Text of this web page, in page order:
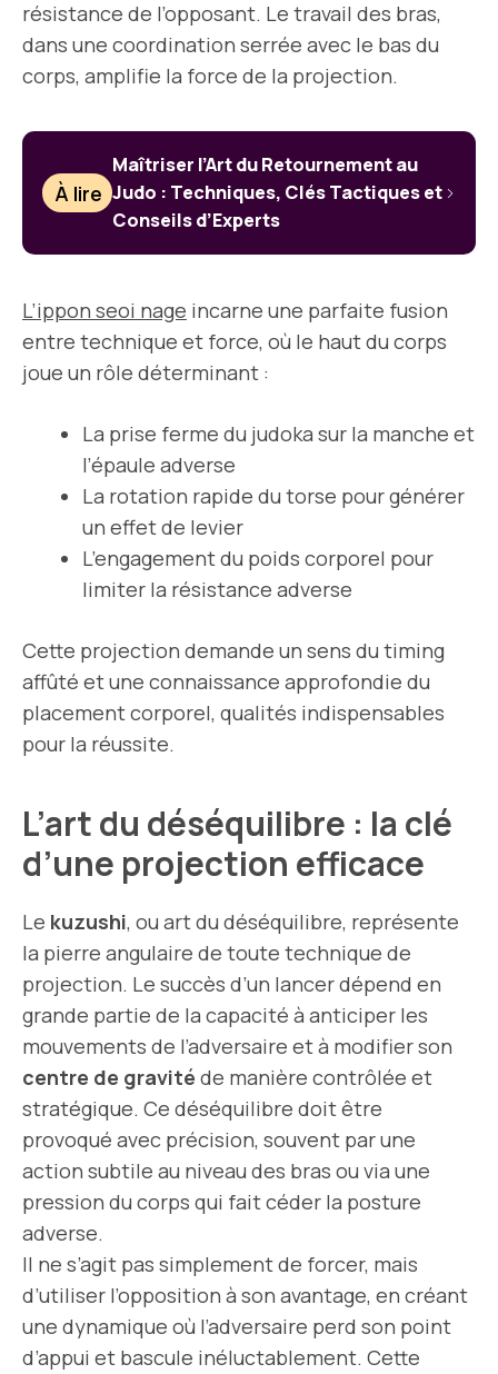
résistance de l’opposant. Le travail des bras,
dans une coordination serrée avec le bas du
corps, amplifie la force de la projection.
À lire
Maîtriser l’Art du Retournement au
Judo : Techniques, Clés Tactiques et
Conseils d’Experts
L’ippon seoi nage incarne une parfaite fusion
entre technique et force, où le haut du corps
joue un rôle déterminant :
La prise ferme du judoka sur la manche et
l’épaule adverse
La rotation rapide du torse pour générer
un effet de levier
L’engagement du poids corporel pour
limiter la résistance adverse
Cette projection demande un sens du timing
affûté et une connaissance approfondie du
placement corporel, qualités indispensables
pour la réussite.
L’art du déséquilibre : la clé
d’une projection efficace
Le kuzushi, ou art du déséquilibre, représente
la pierre angulaire de toute technique de
projection. Le succès d’un lancer dépend en
grande partie de la capacité à anticiper les
mouvements de l’adversaire et à modifier son
centre de gravité de manière contrôlée et
stratégique. Ce déséquilibre doit être
provoqué avec précision, souvent par une
action subtile au niveau des bras ou via une
pression du corps qui fait céder la posture
adverse.
Il ne s’agit pas simplement de forcer, mais
d’utiliser l’opposition à son avantage, en créant
une dynamique où l’adversaire perd son point
d’appui et bascule inéluctablement. Cette